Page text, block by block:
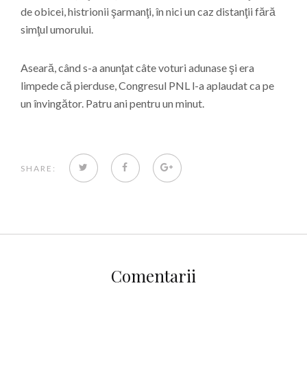
de obicei, histrionii şarmanţi, în nici un caz distanţii fără
simţul umorului.
Aseară, când s-a anunţat câte voturi adunase şi era
limpede că pierduse, Congresul PNL l-a aplaudat ca pe
un învingător. Patru ani pentru un minut.
SHARE: TWITTERFACEBOOKGOOGLE+
Comentarii